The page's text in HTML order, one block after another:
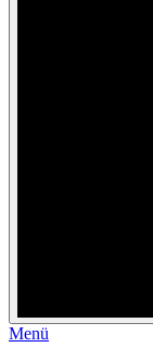
Menü